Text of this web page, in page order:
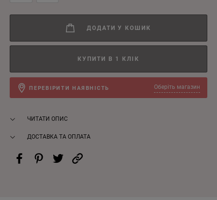
ДОДАТИ У КОШИК
КУПИТИ В 1 КЛІК
ПЕРЕВІРИТИ НАЯВНІСТЬ Оберіть магазин
ЧИТАТИ ОПИС
ДОСТАВКА ТА ОПЛАТА